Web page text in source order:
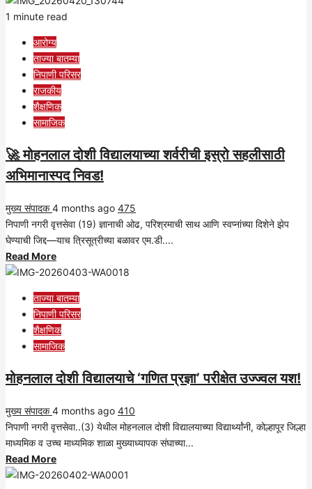
about
दोशी
विद्यालयाची
एस.एस.सी.परीक्षेत
उज्ज्वल
निकालाची
परंपरा
कायम!
1 minute read
आरोग्य
ताज्या बातम्या
निपाणी परिसर
राजकीय
शैक्षणिक
सामाजिक
🚀 मोहनलाल दोशी विद्यालयाच्या शर्वरीची इस्रो सहलीसाठी
अभिमानास्पद निवड!
मुख्य संपादक4 months ago 475
निपाणी नगरी वृत्तसेवा (19) ज्ञानाची ओढ, परिश्रमाची साथ आणि स्वप्नांच्या दिशेने झेप
घेण्याची जिद्द—याच त्रिसूत्रीच्या बळावर एम.डी....
Read MoreRead
more
🚀
मोहनलाल
दोशी
विद्यालयाच्या
शर्वरीची
इस्रो
अभिमानास्पद
निवड!
ताज्या बातम्या
निपाणी परिसर
शैक्षणिक
सामाजिक
मोहनलाल दोशी विद्यालयाचे ‘गणित प्रज्ञा’ परीक्षेत उज्ज्वल यश!
मुख्य संपादक4 months ago 410
निपाणी नगरी वृत्तसेवा..(3) येथील मोहनलाल दोशी विद्यालयाच्या विद्यार्थ्यांनी, कोल्हापूर जिल्हा
माध्यमिक व उच्च माध्यमिक शाळा मुख्याध्यापक संघाच्या...
Read MoreRead
more